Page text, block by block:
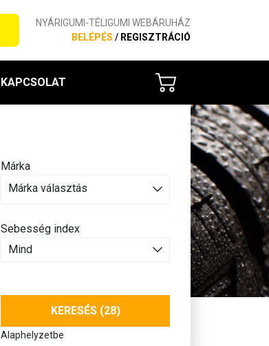
NYÁRIGUMI-TÉLIGUMI WEBÁRUHÁZ
BELÉPÉS / REGISZTRÁCIÓ
KAPCSOLAT
Márka
Márka választás
Sebesség index
KERESÉS (28)
Alaphelyzetbe